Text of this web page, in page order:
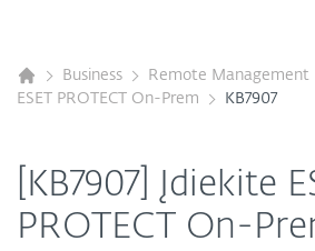
Business
Remote Management
ESET PROTECT On-Prem
KB7907
[KB7907] Įdiekite
PROTECT On-